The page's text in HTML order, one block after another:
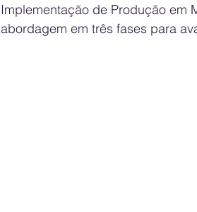
Implementação de Produção em
abordagem em três fases para